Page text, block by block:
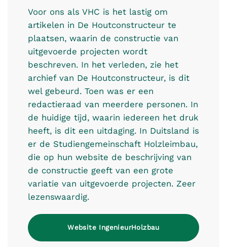
Voor ons als VHC is het lastig om
artikelen in De Houtconstructeur te
plaatsen, waarin de constructie van
uitgevoerde projecten wordt
beschreven. In het verleden, zie het
archief van De Houtconstructeur, is dit
wel gebeurd. Toen was er een
redactieraad van meerdere personen. In
de huidige tijd, waarin iedereen het druk
heeft, is dit een uitdaging. In Duitsland is
er de Studiengemeinschaft Holzleimbau,
die op hun website de beschrijving van
de constructie geeft van een grote
variatie van uitgevoerde projecten. Zeer
lezenswaardig.
Website IngenieurHolzbau